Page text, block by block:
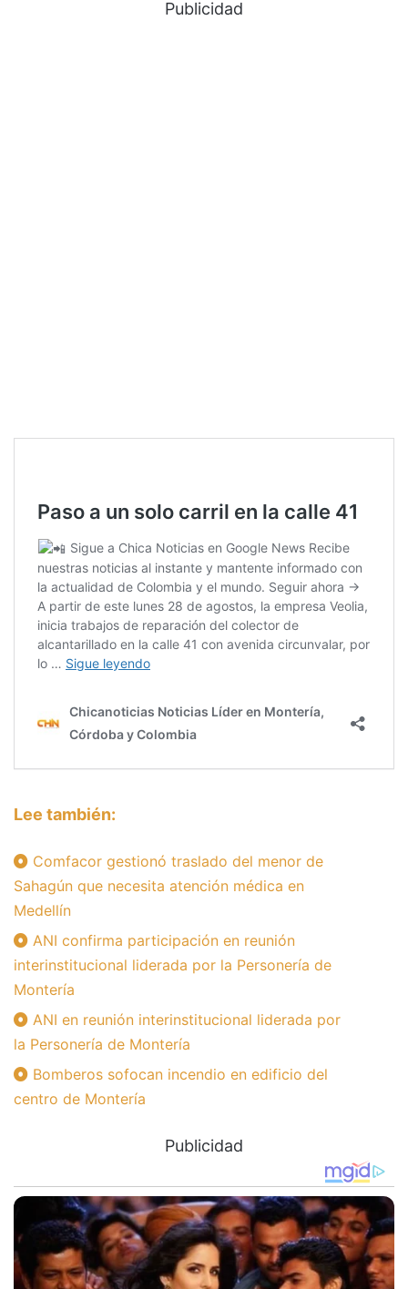
Publicidad
Lee también:
Comfacor gestionó traslado del menor de
Sahagún que necesita atención médica en
Medellín
ANI confirma participación en reunión
interinstitucional liderada por la Personería de
Montería
ANI en reunión interinstitucional liderada por
la Personería de Montería
Bomberos sofocan incendio en edificio del
centro de Montería
Publicidad